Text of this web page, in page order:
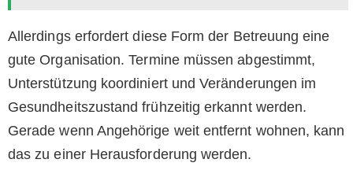
Allerdings erfordert diese Form der Betreuung eine
gute Organisation. Termine müssen abgestimmt,
Unterstützung koordiniert und Veränderungen im
Gesundheitszustand frühzeitig erkannt werden.
Gerade wenn Angehörige weit entfernt wohnen, kann
das zu einer Herausforderung werden.